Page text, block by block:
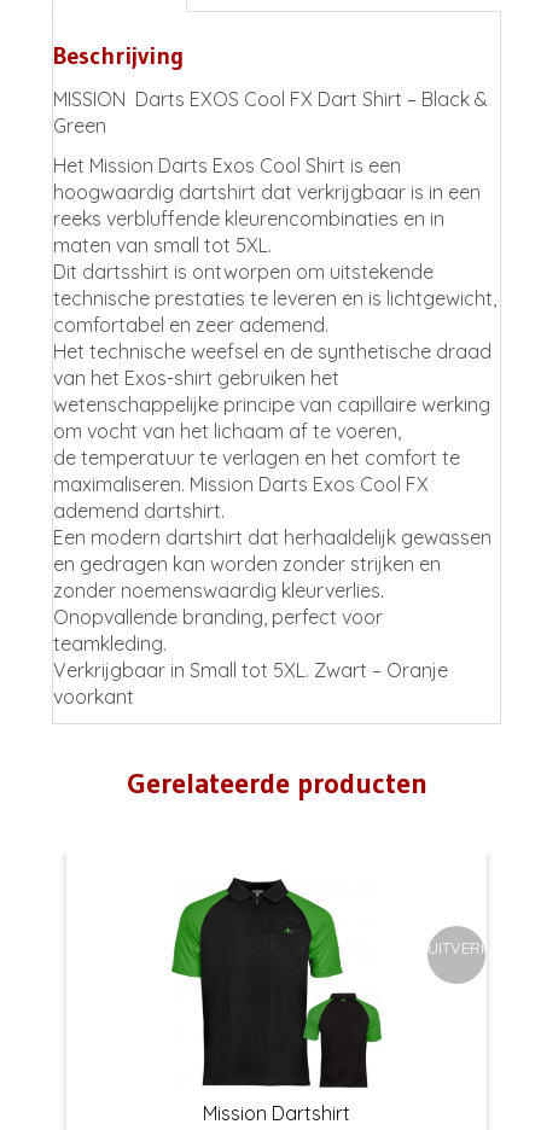
Beschrijving
MISSION Darts EXOS Cool FX Dart Shirt – Black &
Green
Het Mission Darts Exos Cool Shirt is een
hoogwaardig dartshirt dat verkrijgbaar is in een
reeks verbluffende kleurencombinaties en in
maten van small tot 5XL.
Dit dartsshirt is ontworpen om uitstekende
technische prestaties te leveren en is lichtgewicht,
comfortabel en zeer ademend.
Het technische weefsel en de synthetische draad
van het Exos-shirt gebruiken het
wetenschappelijke principe van capillaire werking
om vocht van het lichaam af te voeren,
de temperatuur te verlagen en het comfort te
maximaliseren. Mission Darts Exos Cool FX
ademend dartshirt.
Een modern dartshirt dat herhaaldelijk gewassen
en gedragen kan worden zonder strijken en
zonder noemenswaardig kleurverlies.
Onopvallende branding, perfect voor
teamkleding.
Verkrijgbaar in Small tot 5XL. Zwart – Oranje
voorkant
Gerelateerde producten
UITVERKOCHT
Mission Dartshirt